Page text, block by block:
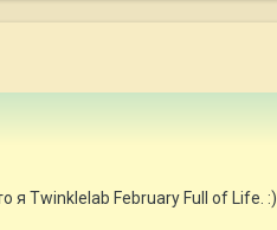
Twinklelab February Full of Life. :)